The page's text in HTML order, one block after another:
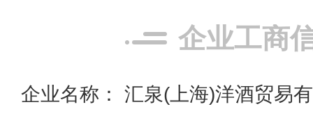
企业工商
企业名称： 汇泉(上海)洋酒贸易